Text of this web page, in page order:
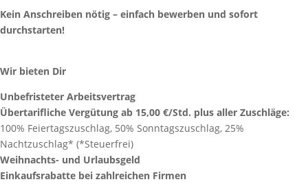
Kein Anschreiben nötig – einfach bewerben und sofort
durchstarten!
Wir bieten Dir
Unbefristeter Arbeitsvertrag
Übertarifliche Vergütung ab 15,00 €/Std. plus aller Zuschläge:
100% Feiertagszuschlag, 50% Sonntagszuschlag, 25%
Nachtzuschlag* (*Steuerfrei)
Weihnachts- und Urlaubsgeld
Einkaufsrabatte bei zahlreichen Firmen